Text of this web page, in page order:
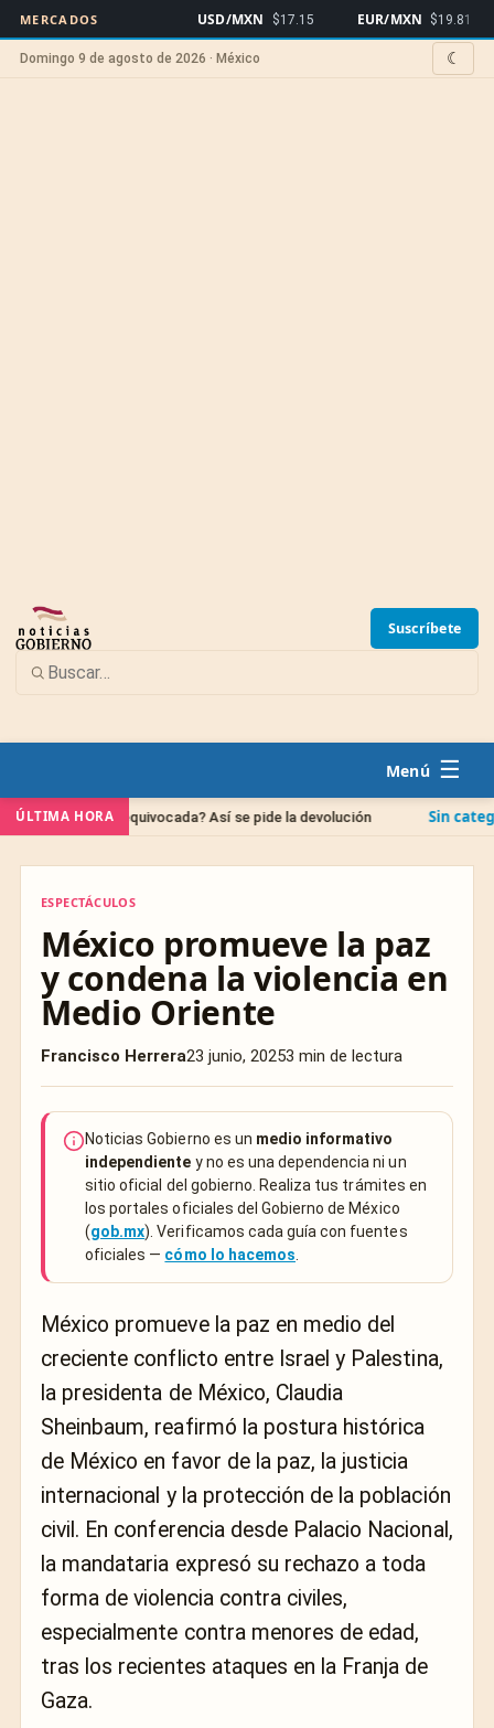
MERCADOS USD/MXN $17.15 EUR/MXN $19.81
Domingo 9 de agosto de 2026 · México ☾
Suscríbete
☰
ÚLTIMA HORA
equivocada? Así se pide la devolución Sin categoríaIPAB:
ESPECTÁCULOS
México promueve la paz
y condena la violencia en
Medio Oriente
Francisco Herrera23 junio, 20253 min de lectura
Noticias Gobierno es un medio informativo
independiente y no es una dependencia ni un
sitio oficial del gobierno. Realiza tus trámites en
los portales oficiales del Gobierno de México
(gob.mx). Verificamos cada guía con fuentes
oficiales — cómo lo hacemos
México promueve la paz en medio del
creciente conflicto entre Israel y Palestina,
la presidenta de México, Claudia
Sheinbaum, reafirmó la postura histórica
de México en favor de la paz, la justicia
internacional y la protección de la población
civil. En conferencia desde Palacio Nacional,
la mandataria expresó su rechazo a toda
forma de violencia contra civiles,
especialmente contra menores de edad,
tras los recientes ataques en la Franja de
Gaza.